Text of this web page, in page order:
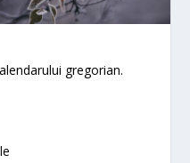
gregorian.